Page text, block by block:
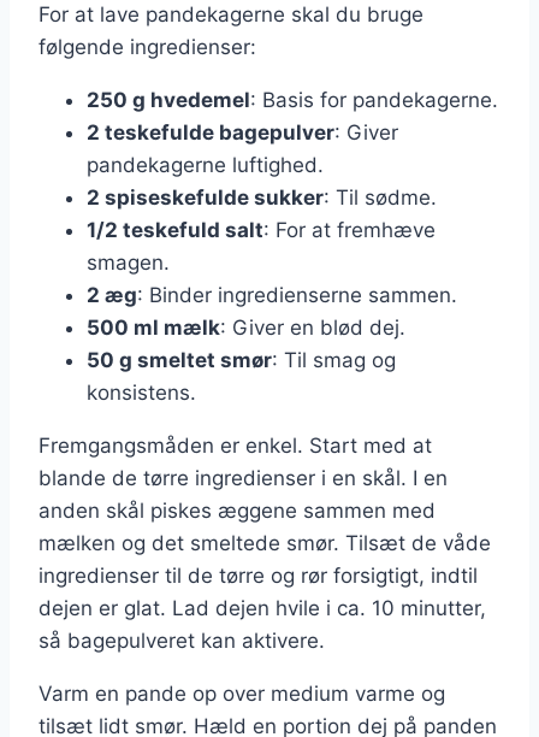
For at lave pandekagerne skal du bruge
følgende ingredienser:
250 g hvedemel: Basis for pandekagerne.
2 teskefulde bagepulver: Giver
pandekagerne luftighed.
2 spiseskefulde sukker: Til sødme.
1/2 teskefuld salt: For at fremhæve
smagen.
2 æg: Binder ingredienserne sammen.
500 ml mælk: Giver en blød dej.
50 g smeltet smør: Til smag og
konsistens.
Fremgangsmåden er enkel. Start med at
blande de tørre ingredienser i en skål. I en
anden skål piskes æggene sammen med
mælken og det smeltede smør. Tilsæt de våde
ingredienser til de tørre og rør forsigtigt, indtil
dejen er glat. Lad dejen hvile i ca. 10 minutter,
så bagepulveret kan aktivere.
Varm en pande op over medium varme og
tilsæt lidt smør. Hæld en portion dej på panden